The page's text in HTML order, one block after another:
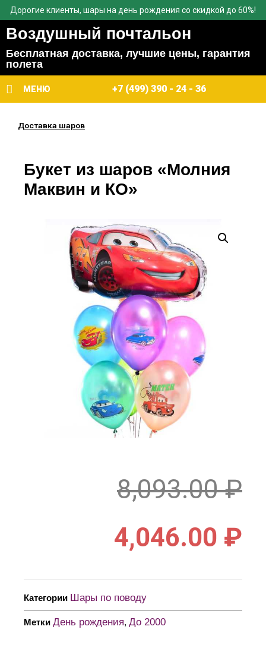
Дорогие клиенты, шары на день рождения со скидкой до 60%!
Воздушный почтальон
Бесплатная доставка, лучшие цены, гарантия
полета
МЕНЮ +7 (499) 390 - 24 - 36
Доставка шаров
Букет из шаров «Молния
Маквин и КО»
8,093.00₽
4,046.00 ₽
Категории Шары по поводу
Метки День рождения, До 2000